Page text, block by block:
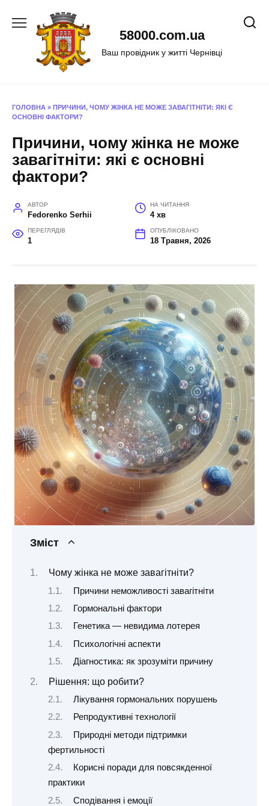
58000.com.ua
Ваш провідник у житті Чернівці
ГОЛОВНА » ПРИЧИНИ, ЧОМУ ЖІНКА НЕ МОЖЕ ЗАВАГІТНІТИ: ЯКІ Є
ОСНОВНІ ФАКТОРИ?
Причини, чому жінка не може
завагітніти: які є основні
фактори?
АВТОР
Fedorenko Serhii
НА ЧИТАННЯ
4 хв
ПЕРЕГЛЯДІВ
1
ОПУБЛІКОВАНО
18 Травня, 2026
Зміст
Чому жінка не може завагітніти?
Причини неможливості завагітніти
Гормональні фактори
Генетика — невидима лотерея
Психологічні аспекти
Діагностика: як зрозуміти причину
Рішення: що робити?
Лікування гормональних порушень
Репродуктивні технології
Природні методи підтримки
фертильності
Корисні поради для повсякденної
практики
Сподівання і емоції